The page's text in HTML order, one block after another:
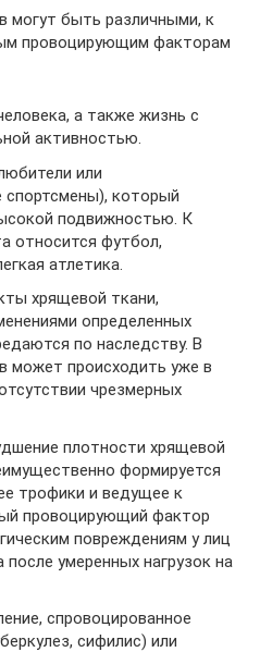
могут быть различными, к
провоцирующим факторам
а также жизнь с
активностью.
или
который
подвижностью. К
относится футбол,
атлетика.
хрящевой ткани,
определенных
по наследству. В
может происходить уже в
чрезмерных
плотности хрящевой
формируется
трофики и ведущее к
провоцирующий фактор
повреждениям у лиц
умеренных нагрузок на
спровоцированное
сифилис) или